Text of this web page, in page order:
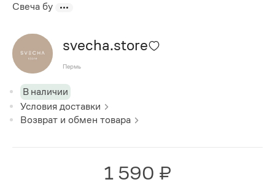
Свеча бу
svecha.store
Пермь
В наличии
Условия доставки
Возврат и обмен товара
1 590 ₽